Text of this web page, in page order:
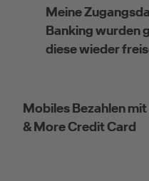
Meine
Banking wurden
diese wieder
Mobiles Bezahlen
& More Credit Card